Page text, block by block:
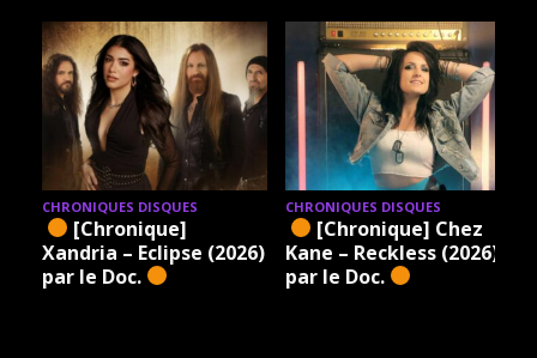
CHRONIQUES DISQUES
[Chronique]
Xandria – Eclipse (2026)
par le Doc.
CHRONIQUES DISQUES
[Chronique] Chez
Kane – Reckless (2026)
par le Doc.